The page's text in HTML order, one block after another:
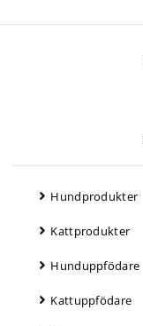
Hundprodukter
Kattprodukter
Hunduppfödare
Kattuppfödare